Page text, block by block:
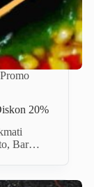
Promo
20%
Bar…